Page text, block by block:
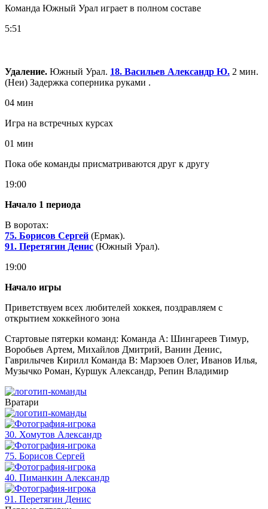
Команда Южный Урал играет в полном составе
5:51
Удаление. Южный Урал. 18. Васильев Александр Ю. 2 мин.
(Неи) Задержка соперника руками .
04 мин
Игра на встречных курсах
01 мин
Пока обе команды присматриваются друг к другу
19:00
Начало 1 периода
В воротах:
75. Борисов Сергей (Ермак).
91. Перетягин Денис (Южный Урал).
19:00
Начало игры
Приветствуем всех любителей хоккея, поздравляем с
открытием хоккейного зона
Стартовые пятерки команд: Команда А: Шингареев Тимур,
Воробьев Артем, Михайлов Дмитрий, Ванин Денис,
Гаврилычев Кирилл Команда В: Марзоев Олег, Иванов Илья,
Музычко Роман, Куршук Александр, Репин Владимир
Вратари
30. Хомутов Александр
75. Борисов Сергей
40. Пиманкин Александр
91. Перетягин Денис